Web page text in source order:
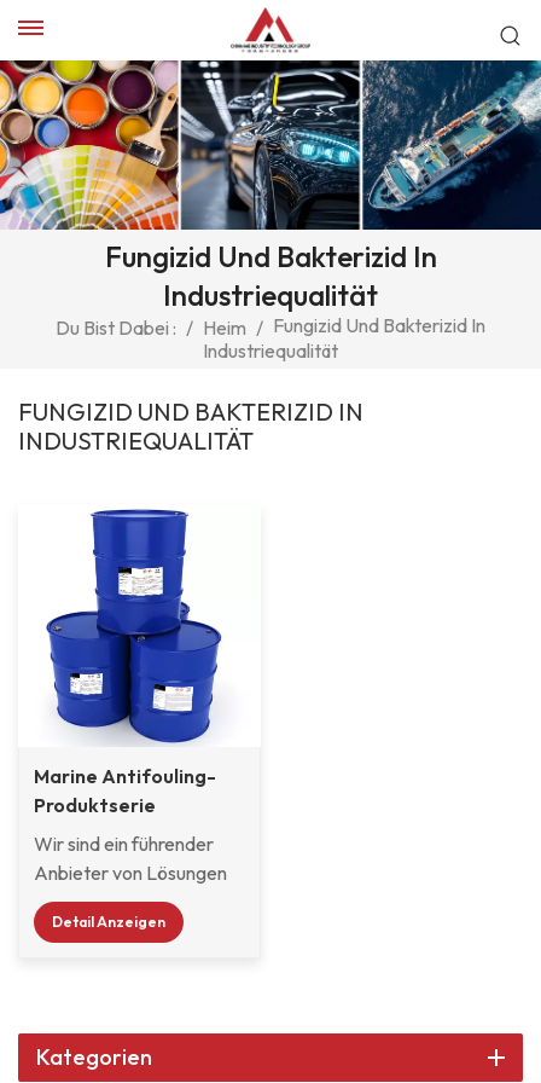
Fungizid Und Bakterizid In
Industriequalität
Du Bist Dabei : / Heim / Fungizid Und Bakterizid In
Industriequalität
FUNGIZID UND BAKTERIZID IN
INDUSTRIEQUALITÄT
Marine Antifouling-
Produktserie
Wir sind ein führender
Anbieter von Lösungen
zur mikrobiellen
Kontrolle. Wir setzen auf
und -entwicklung und
schützen die
Detail Anzeigen
Kategorien